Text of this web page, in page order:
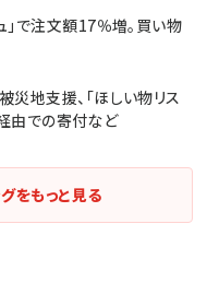
」で注文額17％増。買い物
地支援、「ほしい物リス
由での寄付など
をもっと見る